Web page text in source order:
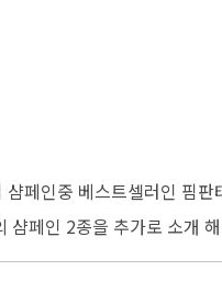
페인중 베스트셀러인 핌
샴페인 2종을 추가로 소개